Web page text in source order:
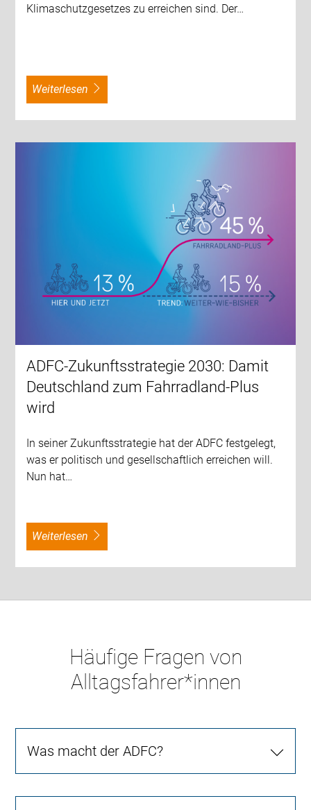
Klimaschutzgesetzes zu erreichen sind. Der…
weiterlesen
ADFC-Zukunftsstrategie 2030: Damit
Deutschland zum Fahrradland-Plus
wird
In seiner Zukunftsstrategie hat der ADFC festgelegt,
was er politisch und gesellschaftlich erreichen will.
Nun hat…
weiterlesen
Häufige Fragen von
Alltagsfahrer*innen
Was macht der ADFC?